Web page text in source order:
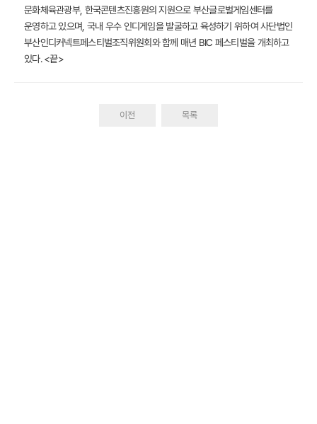
문화체육관광부, 한국콘텐츠진흥원의 지원으로 부산글로벌게임센터를
운영하고 있으며, 국내 우수 인디게임을 발굴하고 육성하기 위하여 사단법인
부산인디커넥트페스티벌조직위원회와 함께 매년 BIC 페스티벌을 개최하고
있다. <끝>
이전 목록